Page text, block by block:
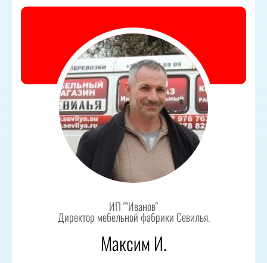
ИП ""Иванов"
Директор мебельной фабрики Севилья.
Максим И.